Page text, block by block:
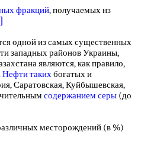
фракций, получаемых нз
одной из самых существенных
западных районов Украины,
являются, как правило,
Нефти такихбогатых и
Саратовская, Куйбышевская,
содержанием серы (до
месторождений (в %)